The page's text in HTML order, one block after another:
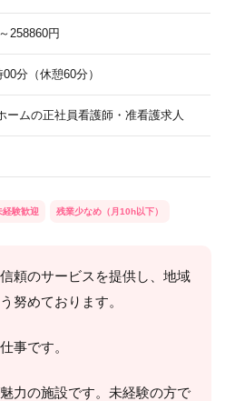
258860円
分（休憩60分）
ームの正社員看護師・准看護求人
経験歓迎 残業少なめ（月10h以下）
頼のサービスを提供し、地域
努めております。
事です。
力の施設です。未経験の方で